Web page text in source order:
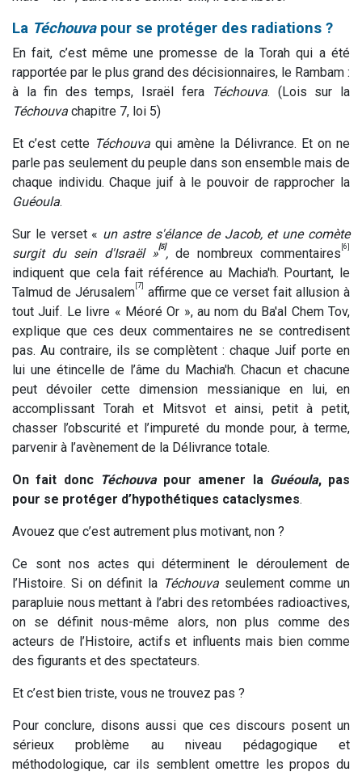
La Téchouvapour se protéger des radiations ?
En fait, c’est même une promesse de la Torah qui a été
rapportée par le plus grand des décisionnaires, le Rambam :
à la fin des temps, Israël fera
Téchouva. (Lois sur la
Téchouva chapitre 7, loi 5)
Et c’est cette Téchouva qui amène la Délivrance. Et on ne
parle pas seulement du peuple dans son ensemble mais de
chaque individu. Chaque juif à le pouvoir de rapprocher la
Guéoula.
Sur le verset « un astre s'élance de Jacob, et une comète
surgit du sein d'Israël »[5], de nombreux commentaires [6]
indiquent que cela fait référence au Machia'h. Pourtant, le
Talmud de Jérusalem [7]
affirme que ce verset fait allusion à
tout Juif. Le livre « Méoré Or », au nom du Ba'al Chem Tov,
explique que ces deux commentaires ne se contredisent
pas. Au contraire, ils se complètent : chaque Juif porte en
lui une étincelle de l’âme du Machia'h. Chacun et chacune
peut dévoiler cette dimension messianique en lui, en
accomplissant Torah et Mitsvot et ainsi, petit à petit,
chasser l’obscurité et l’impureté du monde pour, à terme,
parvenir à l’avènement de la Délivrance totale.
On fait donc Téchouvapour amener la Guéoula, pas
pour se protéger d’hypothétiques cataclysmes.
Avouez que c’est autrement plus motivant, non ?
Ce sont nos actes qui déterminent le déroulement de
l’Histoire. Si on définit la Téchouvaseulement comme un
parapluie nous mettant à l’abri des retombées radioactives,
on se définit nous-même alors, non plus comme des
acteurs de l’Histoire, actifs et influents mais bien comme
des figurants et des spectateurs.
Et c’est bien triste, vous ne trouvez pas ?
Pour conclure, disons aussi que ces discours posent un
sérieux problème au niveau pédagogique et
méthodologique, car ils semblent omettre les propos du